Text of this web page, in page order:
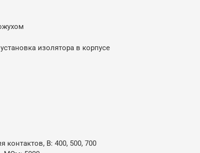
изолятора в корпусе
В: 400, 500, 700